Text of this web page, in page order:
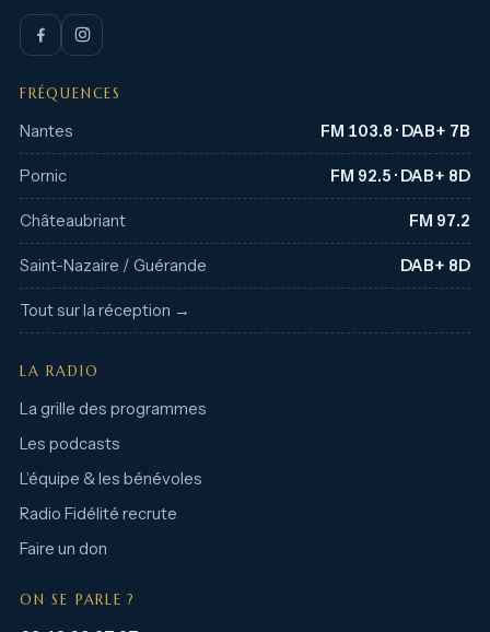
FRÉQUENCES
Nantes FM 103.8 · DAB+ 7B
Pornic FM 92.5 · DAB+ 8D
Châteaubriant FM 97.2
Saint-Nazaire / Guérande DAB+ 8D
Tout sur la réception →
LA RADIO
La grille des programmes
Les podcasts
L’équipe & les bénévoles
Radio Fidélité recrute
Faire un don
ON SE PARLE ?